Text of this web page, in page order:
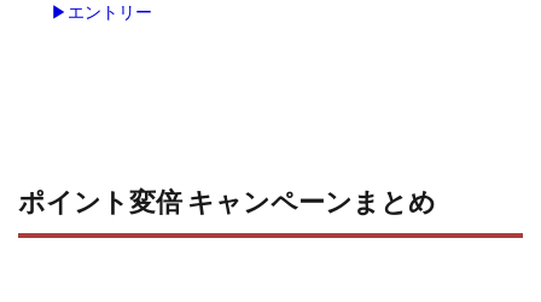
▶エントリー
ポイント変倍 キャンペーンまとめ